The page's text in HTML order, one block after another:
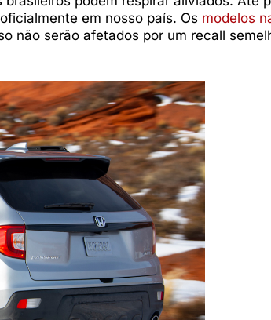
em nosso país. Os modelos
não serão afetados por um recall